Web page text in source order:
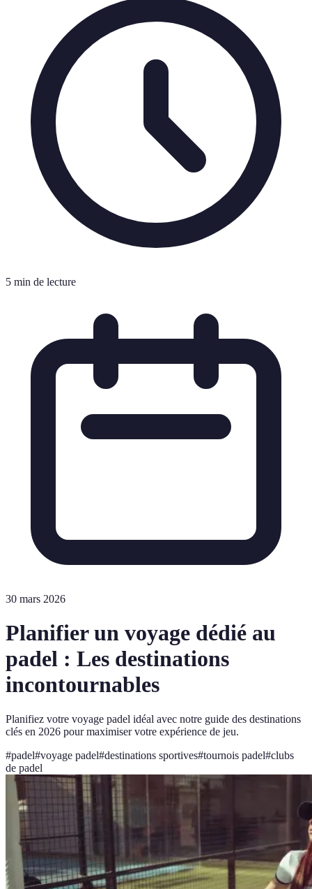
5 min de lecture
30 mars 2026
Planifier un voyage dédié au
padel : Les destinations
incontournables
Planifiez votre voyage padel idéal avec notre guide des destinations
clés en 2026 pour maximiser votre expérience de jeu.
#padel#voyage padel#destinations sportives#tournois padel#clubs
de padel